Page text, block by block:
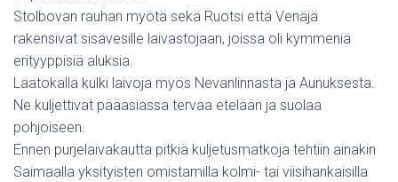
Stolbovan rauhan myötä sekä Ruotsi että Venäjä
rakensivat sisävesille laivastojaan, joissa oli kymmeniä
erityyppisiä aluksia.
Laatokalla kulki laivoja myös Nevanlinnasta ja Aunuksesta.
Ne kuljettivat pääasiassa tervaa etelään ja suolaa
pohjoiseen.
Ennen purjelaivakautta pitkiä kuljetusmatkoja tehtiin ainakin
Saimaalla yksityisten omistamilla kolmi- tai viisihankaisilla